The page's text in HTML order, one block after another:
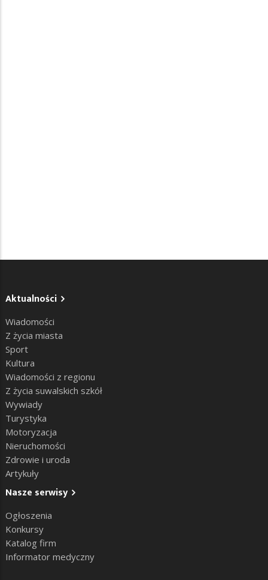
Aktualności
Wiadomości
Z życia miasta
Sport
Kultura
Wiadomości z regionu
Z życia suwalskich szkół
Wywiady
Turystyka
Motoryzacja
Nieruchomości
Zdrowie i uroda
Artykuły
Nasze serwisy
Ogłoszenia
Konkursy
Katalog firm
Informator medyczny